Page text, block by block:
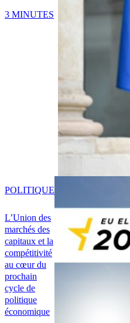
3 MINUTES
L’Union des
marchés des
capitaux et la
compétitivité
au cœur du
prochain
cycle de
politique
économique
POLITIQUE